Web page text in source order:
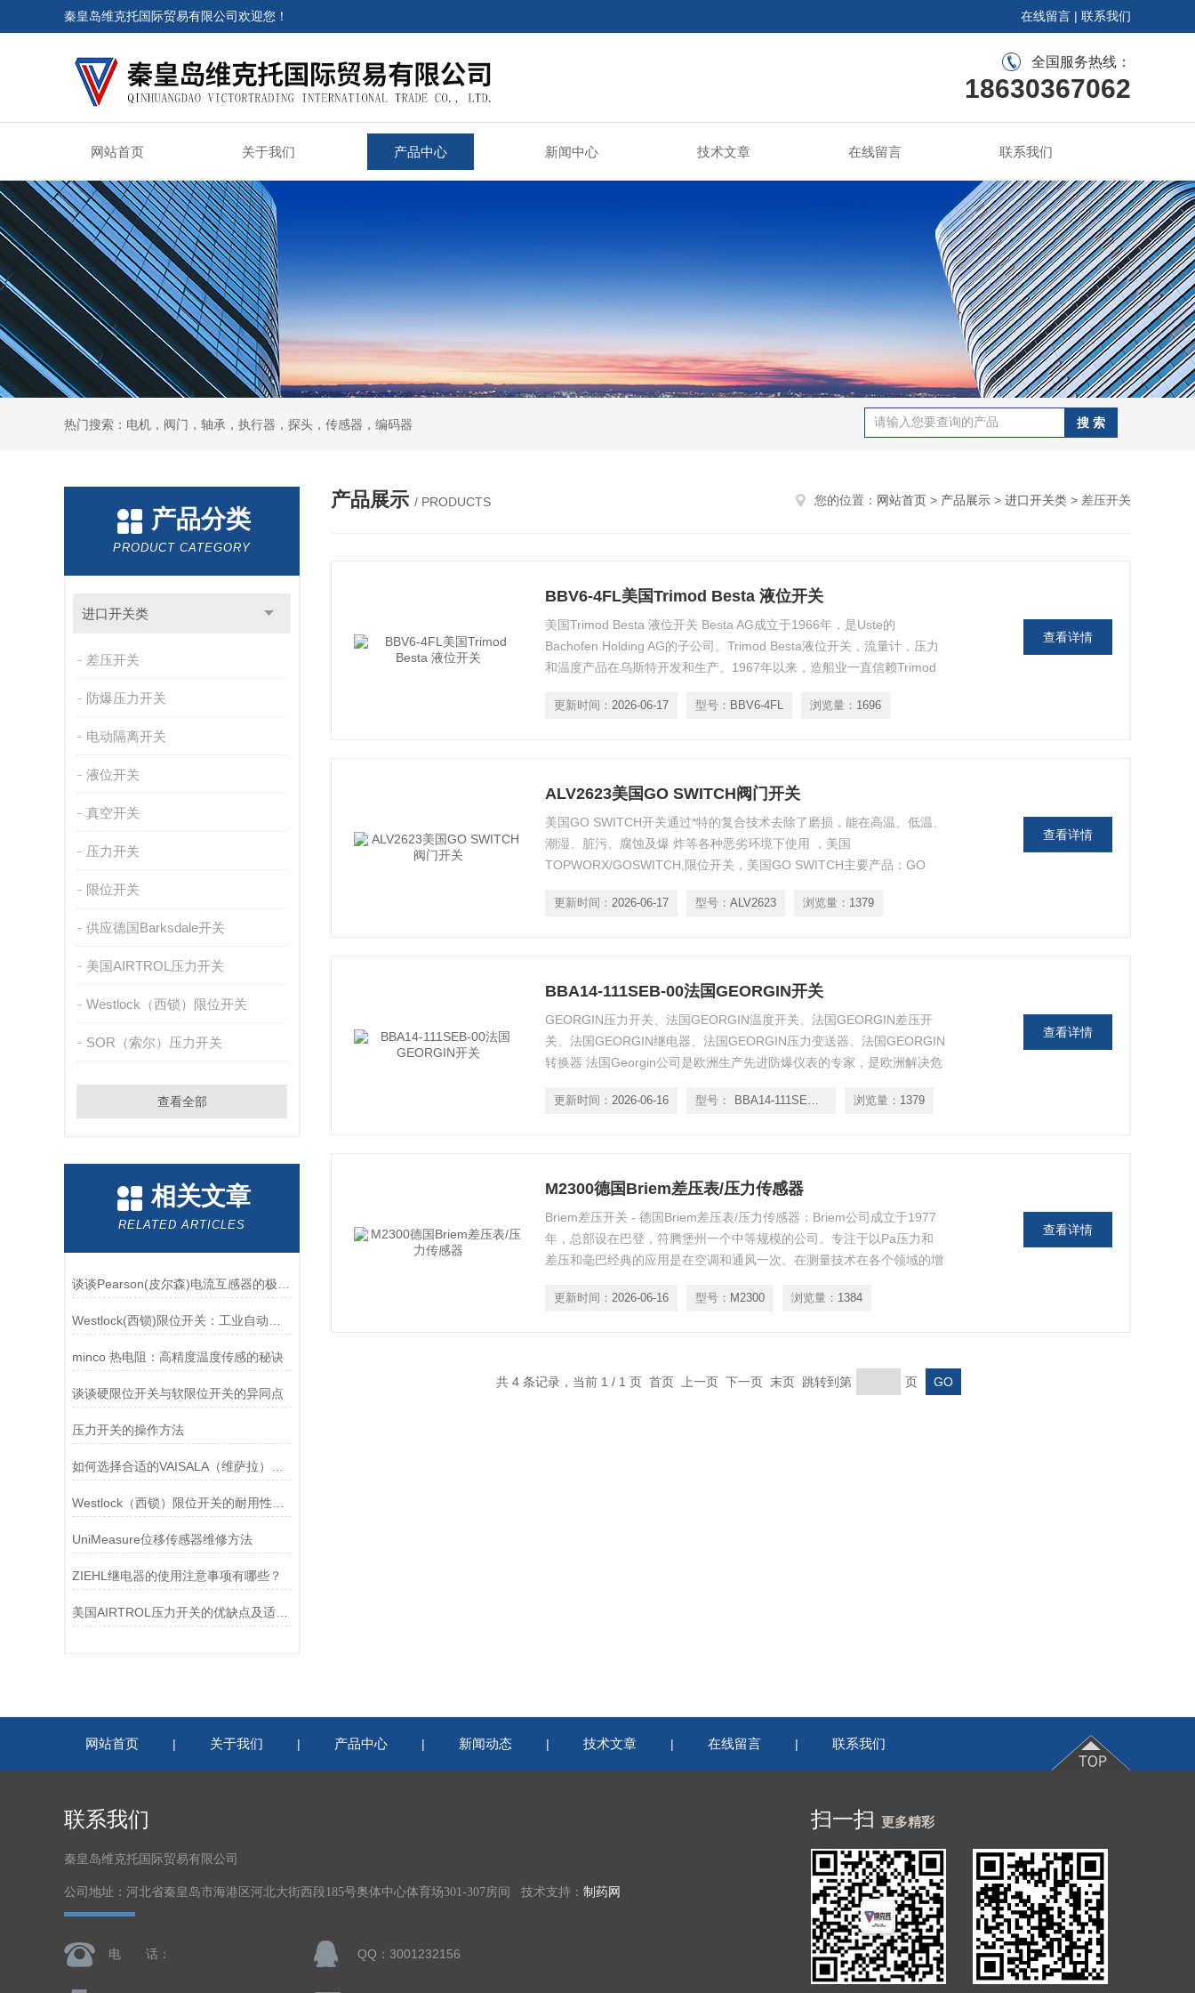
秦皇岛维克托国际贸易有限公司欢迎您！ 在线留言 | 联系我们
全国服务热线：
18630367062
网站首页 关于我们 产品中心 新闻中心 技术文章 在线留言 联系我们
热门搜索：电机，阀门，轴承，执行器，探头，传感器，编码器
产品分类
PRODUCT CATEGORY
进口开关类
差压开关
防爆压力开关
电动隔离开关
液位开关
真空开关
压力开关
限位开关
供应德国Barksdale开关
美国AIRTROL压力开关
Westlock（西锁）限位开关
SOR（索尔）压力开关
查看全部
相关文章
RELATED ARTICLES
minco 热电阻：高精度温度传感的秘诀
谈谈硬限位开关与软限位开关的异同点
压力开关的操作方法
UniMeasure位移传感器维修方法
ZIEHL继电器的使用注意事项有哪些？
美国AIRTROL压力开关的优缺点及适用范围讲解
产品展示 / PRODUCTS 您的位置： 网站首页 > 产品展示 > 进口开关类 > 差压开关
BBV6-4FL美国Trimod Besta 液位开关
美国Trimod Besta 液位开关 Besta AG成立于1966年，是Uste的
Bachofen Holding AG的子公司。Trimod Besta液位开关，流量计，压力
和温度产品在乌斯特开发和生产。1967年以来，造船业一直信赖Trimod
船▪ 游轮▪ 军舰▪ 潜水艇▪ 护卫舰▪ 双体船▪ 起重船
更新时间： 2026-06-17 型号： BBV6-4FL 浏览量： 1696
查看详情
ALV2623美国GO SWITCH阀门开关
美国GO SWITCH开关通过*特的复合技术去除了磨损，能在高温、低温、
潮湿、脏污、腐蚀及爆 炸等各种恶劣环境下使用 ，美国
TOPWORX/GOSWITCH,限位开关，美国GO SWITCH主要产品：GO
SWITCH阀位传感器。 Go Switch无杠杆限位开关为恶劣环境下的位置检
更新时间： 2026-06-17 型号： ALV2623 浏览量： 1379
查看详情
BBA14-111SEB-00法国GEORGIN开关
GEORGIN压力开关、法国GEORGIN温度开关、法国GEORGIN差压开
关、法国GEORGIN继电器、法国GEORGIN压力变送器、法国GEORGIN
转换器 法国Georgin公司是欧洲生产先进防爆仪表的专家，是欧洲解决危
司组建了PHYSIQUE在物理学上负责专门测量和控制的研究，1970年公
更新时间： 2026-06-16 型号： BBA14-111SEB-00 浏览量： 1379
查看详情
M2300德国Briem差压表/压力传感器
Briem差压开关 - 德国Briem差压表/压力传感器：Briem公司成立于1977
年，总部设在巴登，符腾堡州一个中等规模的公司。专注于以Pa压力和
差压和毫巴经典的应用是在空调和通风一次。在测量技术在各个领域的增
量解决方案的专家。Thermokon温度传感器产品范围：Briem压力传感
更新时间： 2026-06-16 型号： M2300 浏览量： 1384
查看详情
共 4 条记录，当前 1 / 1 页 首页 上一页 下一页 末页 跳转到第 页
网站首页 | 关于我们 | 产品中心 | 新闻动态 | 技术文章 | 在线留言 | 联系我们
联系我们
秦皇岛维克托国际贸易有限公司
公司地址：河北省秦皇岛市海港区河北大街西段185号奥体中心体育场301-307房间 技术支持： 制药网
电 话： QQ：3001232156
扫一扫 更多精彩